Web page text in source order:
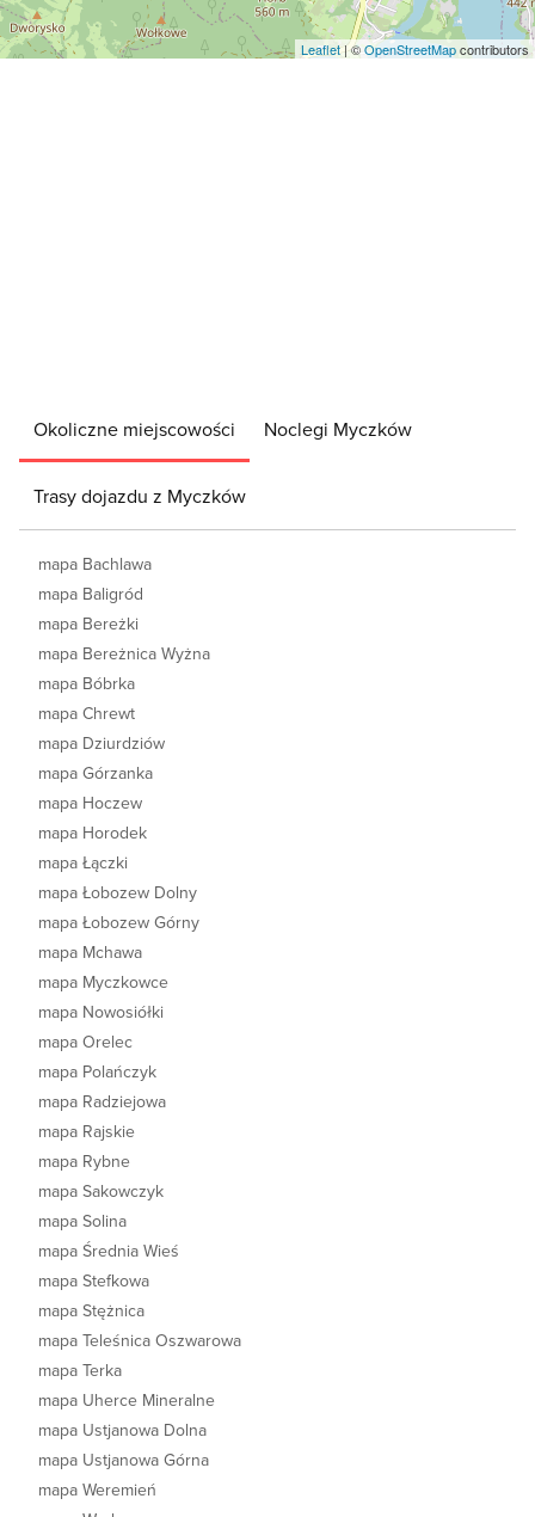
Leaflet| ©OpenStreetMapcontributors
Okoliczne miejscowości Noclegi Myczków
Trasy dojazdu z Myczków
mapa Bachlawa
mapa Baligród
mapa Bereżki
mapa Bereżnica Wyżna
mapa Bóbrka
mapa Chrewt
mapa Dziurdziów
mapa Górzanka
mapa Hoczew
mapa Horodek
mapa Łączki
mapa Łobozew Dolny
mapa Łobozew Górny
mapa Mchawa
mapa Myczkowce
mapa Nowosiółki
mapa Orelec
mapa Polańczyk
mapa Radziejowa
mapa Rajskie
mapa Rybne
mapa Sakowczyk
mapa Solina
mapa Średnia Wieś
mapa Stefkowa
mapa Stężnica
mapa Teleśnica Oszwarowa
mapa Terka
mapa Uherce Mineralne
mapa Ustjanowa Dolna
mapa Ustjanowa Górna
mapa Weremień